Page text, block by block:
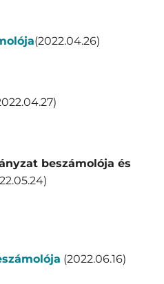
(2022.04.26)
beszámolója és
(2022.06.16)